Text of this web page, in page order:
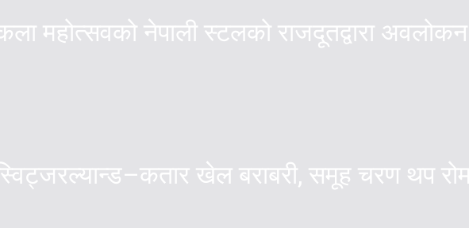
महोत्सवको नेपाली स्टलको राजदूतद्वारा अवलोकन
खेल बराबरी, समूह चरण थप